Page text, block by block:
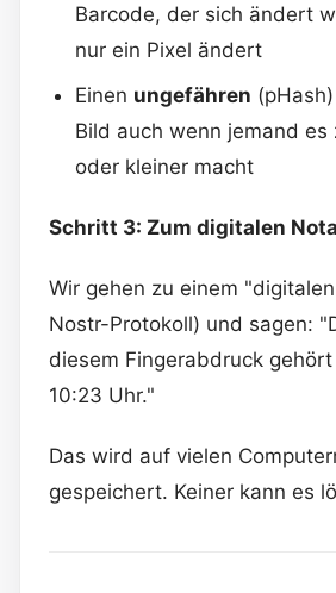
Barcode, der sich ändert
nur ein Pixel ändert
Einen ungefähren
Bild auch wenn jemand es
oder kleiner macht
Schritt 3: Zum digitalen
Wir gehen zu einem
Nostr-Protokoll) und sagen:
diesem Fingerabdruck
10:23 Uhr."
Das wird auf vielen
gespeichert. Keiner kann es